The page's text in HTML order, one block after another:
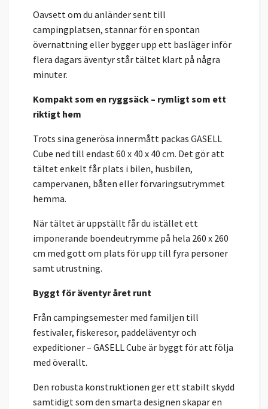
Oavsett om du anländer sent till
campingplatsen, stannar för en spontan
övernattning eller bygger upp ett basläger inför
flera dagars äventyr står tältet klart på några
minuter.
Kompakt som en ryggsäck – rymligt som ett
riktigt hem
Trots sina generösa innermått packas GASELL
Cube ned till endast 60 x 40 x 40 cm. Det gör att
tältet enkelt får plats i bilen, husbilen,
campervanen, båten eller förvaringsutrymmet
hemma.
När tältet är uppställt får du istället ett
imponerande boendeutrymme på hela 260 x 260
cm med gott om plats för upp till fyra personer
samt utrustning.
Byggt för äventyr året runt
Från campingsemester med familjen till
festivaler, fiskeresor, paddeläventyr och
expeditioner – GASELL Cube är byggt för att följa
med överallt.
Den robusta konstruktionen ger ett stabilt skydd
samtidigt som den smarta designen skapar en